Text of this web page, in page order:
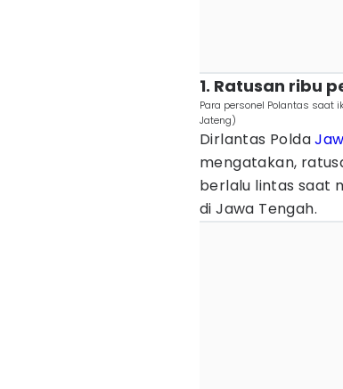
1. Ratusan ribu
Para personel Polantas saat
Jateng)
Dirlantas Polda
mengatakan,
berlalu lintas saat
di Jawa Tengah.